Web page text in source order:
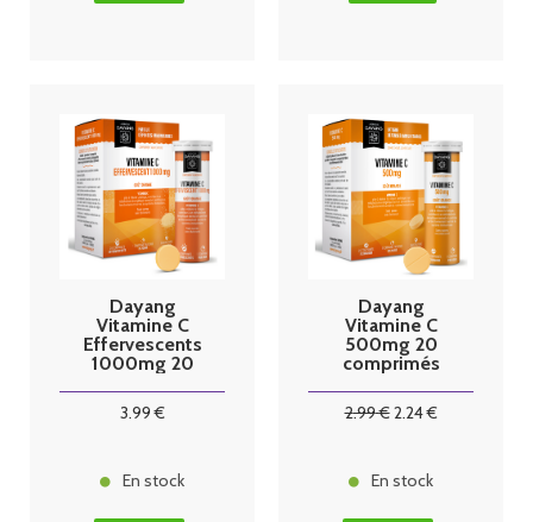
Dayang
Vitamine C
Effervescents
1000mg 20
3.99€
En stock
Dayang
Vitamine C
500mg 20
comprimés
2.99€2.24€
En stock